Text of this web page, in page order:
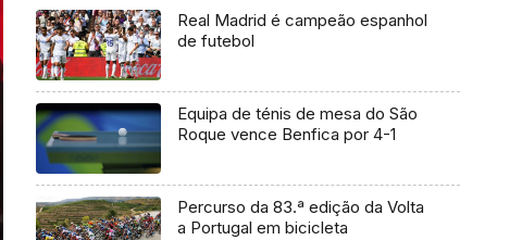
Real Madrid é campeão espanhol
de futebol
Equipa de ténis de mesa do São
Roque vence Benfica por 4-1
Percurso da 83.ª edição da Volta
a Portugal em bicicleta